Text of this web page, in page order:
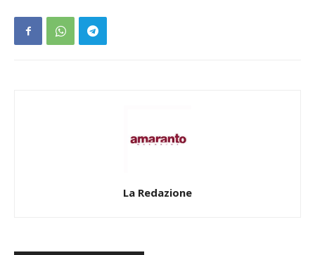
La Redazione